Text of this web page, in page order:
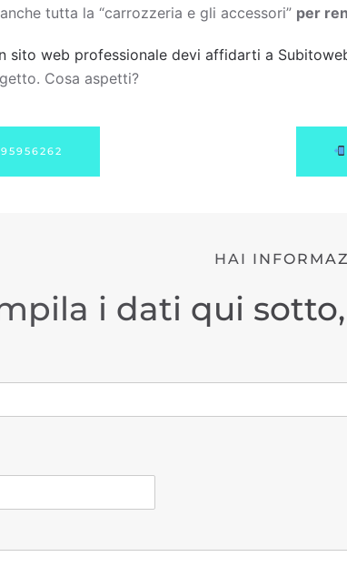
tutta la “carrozzeria e gli accessori” per
sito web professionale devi affidarti a
Cosa aspetti?
HAI
i dati qui